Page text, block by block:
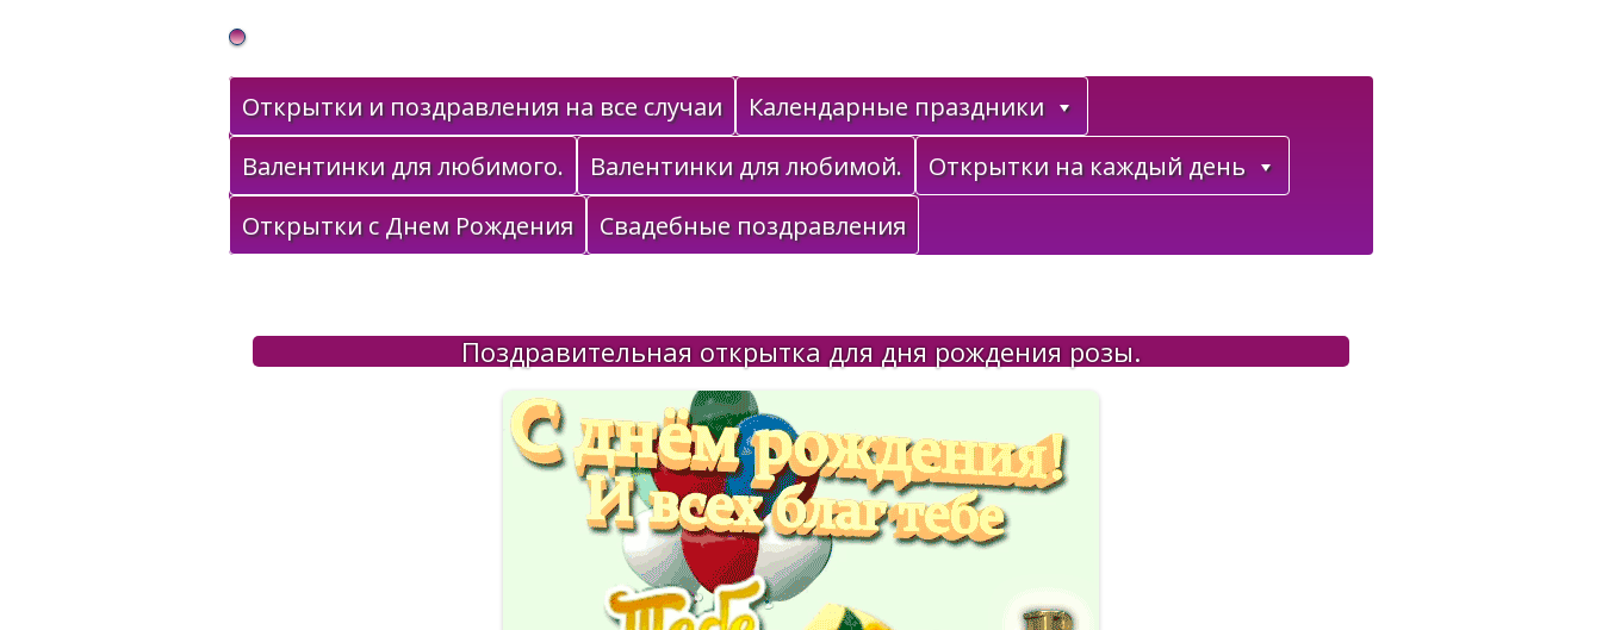
Gif Открытки в подарок
Открытки и поздравления на все случаи
Календарные праздники
Валентинки для любимого.
Валентинки для любимой.
Открытки на каждый день
Открытки с Днем Рождения
Свадебные поздравления
Поздравительная открытка для дня рождения розы.